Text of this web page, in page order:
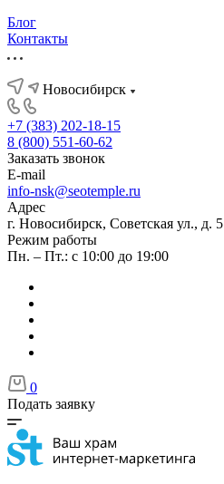
Блог
Контакты
Новосибирск
+7 (383) 202-18-15
8 (800) 551-60-62
Заказать звонок
E-mail
info-nsk@seotemple.ru
Адрес
г. Новосибирск, Советская ул., д. 5
Режим работы
Пн. – Пт.: с 10:00 до 19:00
0
Подать заявку